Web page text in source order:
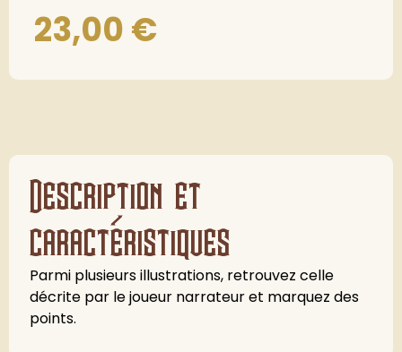
23,00€
Description et
caractéristiques
Parmi plusieurs illustrations, retrouvez celle
décrite par le joueur narrateur et marquez des
points.